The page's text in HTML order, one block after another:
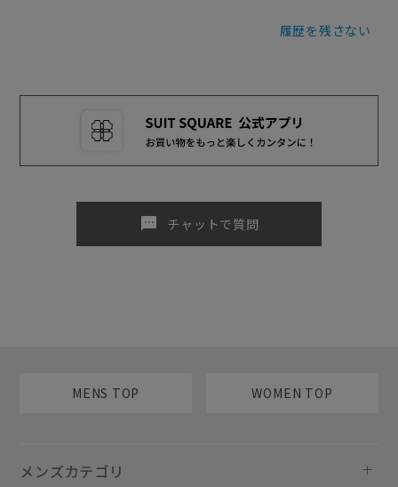
履歴を残さない
sms チャットで質問
MENS TOP WOMEN TOP
メンズカテゴリ